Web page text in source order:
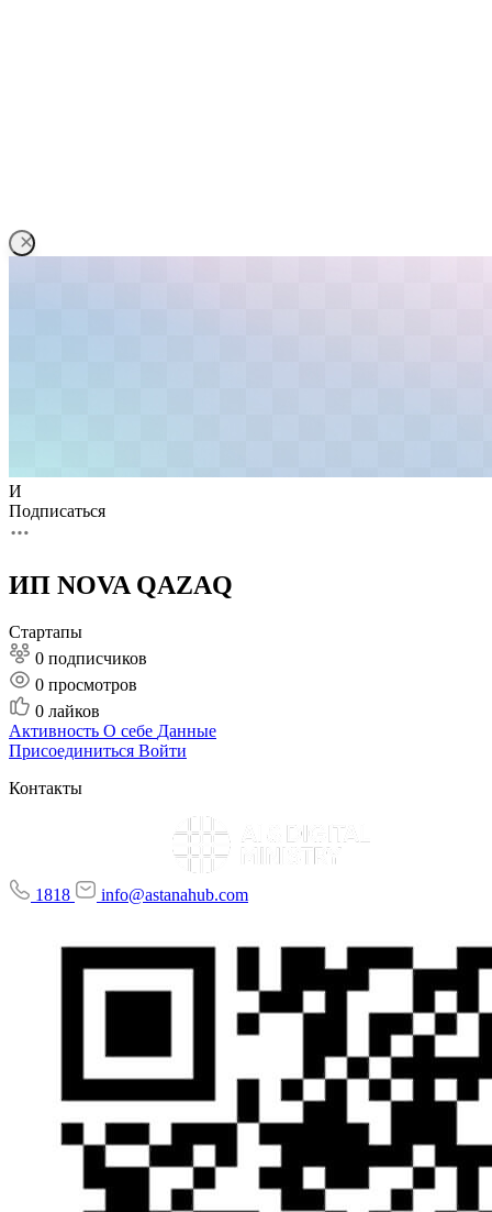
И
Подписаться
ИП NOVA QAZAQ
Стартапы
0 подписчиков
0 просмотров
0 лайков
Активность О себе Данные
Присоединиться Войти
Контакты
1818 info@astanahub.com